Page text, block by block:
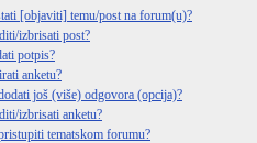
[objaviti] temu/post na forum(u)?
izbrisati post?
potpis?
anketu?
još (više) odgovora (opcija)?
izbrisati anketu?
tematskom forumu?